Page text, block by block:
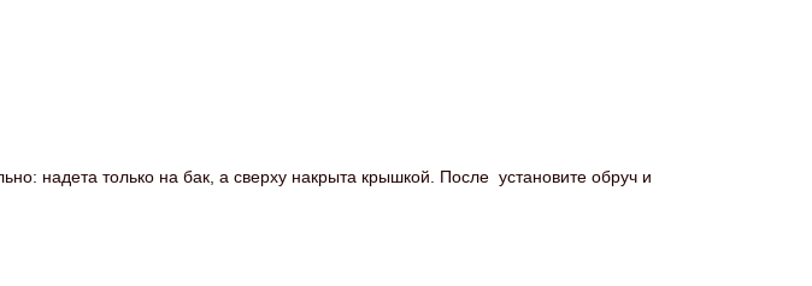
надета только на бак, а сверху накрыта крышкой. После установите обруч и